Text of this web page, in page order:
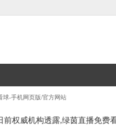
球-手机网页版/官方网站